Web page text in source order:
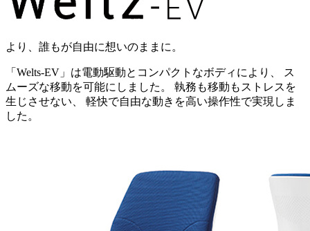
より、誰もが自由に想いのままに。
「Welts-EV」は電動駆動とコンパクトなボディにより、 ス
ムーズな移動を可能にしました。 執務も移動もストレスを
生じさせない、 軽快で自由な動きを高い操作性で実現しま
した。